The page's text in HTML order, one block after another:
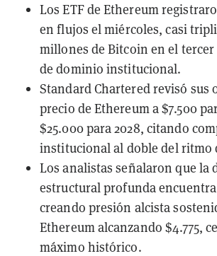
Los ETF de Ethereum
en flujos el miércoles, casi
millones de Bitcoin en el
de dominio institucional.
Standard Chartered revisó sus
precio de Ethereum a $7.500
$25.000 para 2028, citando
institucional al doble del ritmo
Los analistas señalaron que la
estructural profunda
creando presión alcista
Ethereum alcanzando $4.775,
máximo histórico.